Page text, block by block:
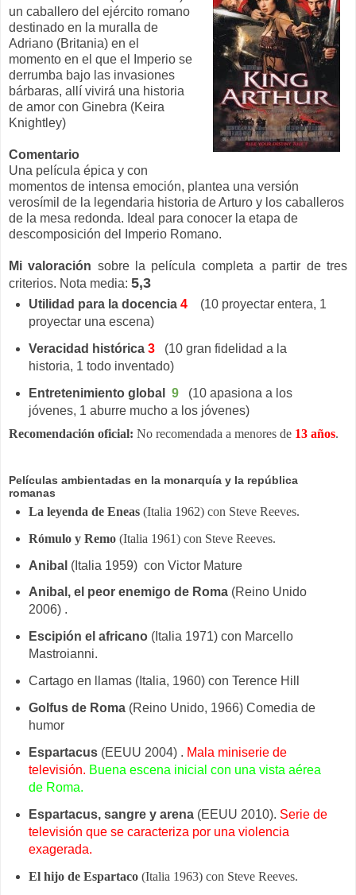
un caballero del ejército romano
destinado en la muralla de
Adriano (Britania) en el
momento en el que el Imperio se
derrumba bajo las invasiones
bárbaras, allí vivirá una historia
de amor con Ginebra (Keira
Knightley)
Comentario
Una película épica y con
momentos de intensa emoción, plantea una versión
verosímil de la legendaria historia de Arturo y los caballeros
de la mesa redonda. Ideal para conocer la etapa de
descomposición del Imperio Romano.
Mi valoración sobre la película completa a partir de tres
criterios. Nota media: 5,3
Utilidad para la docencia 4
(10 proyectar entera, 1
proyectar una escena)
Veracidad histórica 3
(10 gran fidelidad a la
historia, 1 todo inventado)
Entretenimiento global
9
(10 apasiona a los
jóvenes, 1 aburre mucho a los jóvenes)
Recomendación oficial: No recomendada a menores de 13 años.
Películas ambientadas en la monarquía y la república
romanas
La leyenda de Eneas (Italia 1962) con Steve Reeves.
Rómulo y Remo (Italia 1961) con Steve Reeves.
Anibal (Italia 1959) con Victor Mature
Anibal, el peor enemigo de Roma (Reino Unido
2006) .
Escipión el africano (Italia 1971) con Marcello
Mastroianni.
Cartago en llamas (Italia, 1960) con Terence Hill
Golfus de Roma(Reino Unido, 1966) Comedia de
humor
Espartacus (EEUU 2004) . Mala miniserie de
televisión. Buena escena inicial con una vista aérea
de Roma.
Espartacus, sangre y arena (EEUU 2010). Serie de
televisión que se caracteriza por una violencia
exagerada.
El hijo de Espartaco (Italia 1963) con Steve Reeves.